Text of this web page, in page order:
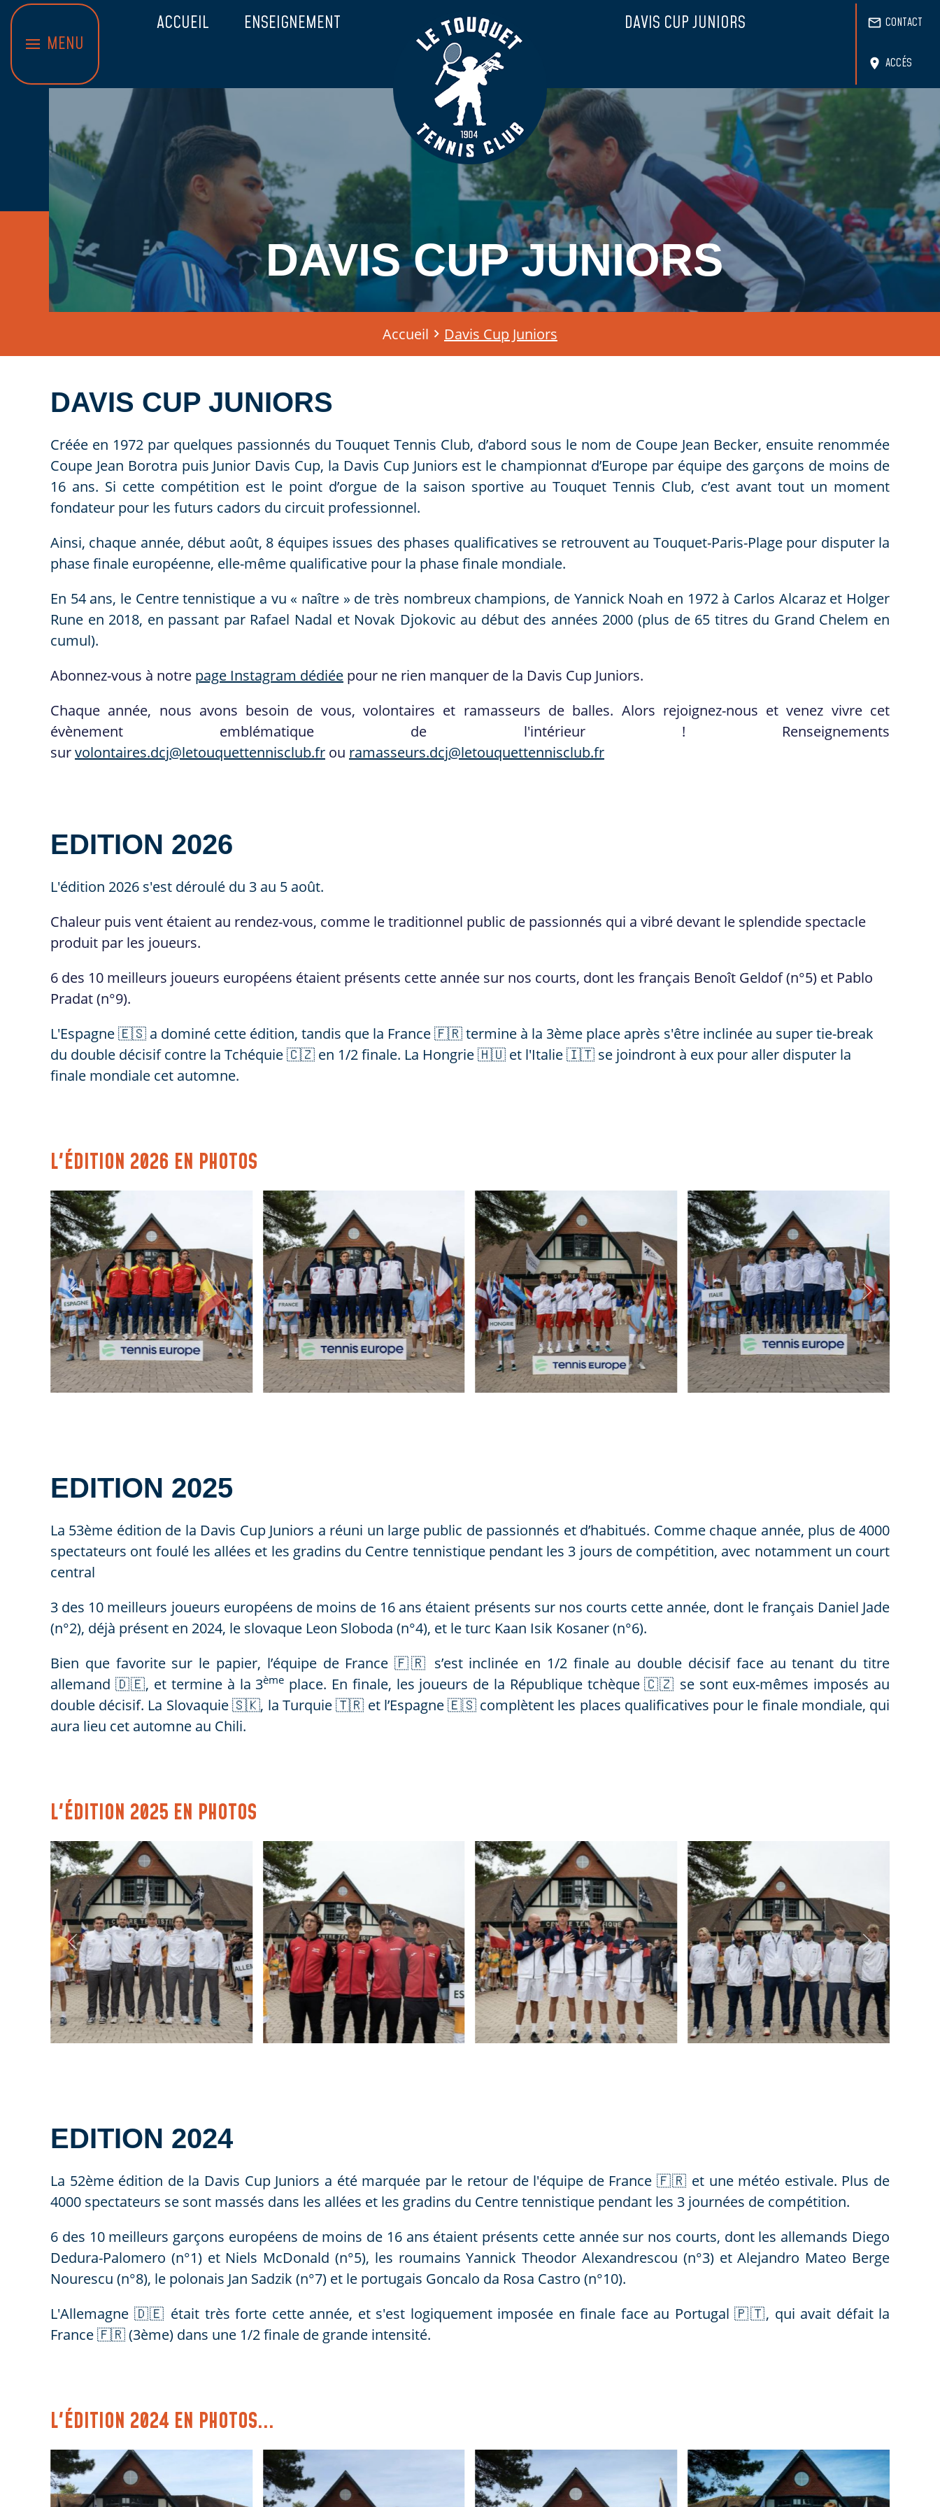
MENU
ACCUEIL ENSEIGNEMENT DAVIS CUP JUNIORS mail_outline CONTACT
location_on ACCÉS
DAVIS CUP JUNIORS
Accueil Davis Cup Juniors
DAVIS CUP JUNIORS
Créée en 1972 par quelques passionnés du Touquet Tennis Club, d’abord sous le nom de Coupe Jean Becker, ensuite renommée
Coupe Jean Borotra puis Junior Davis Cup, la Davis Cup Juniors est le championnat d’Europe par équipe des garçons de moins de
16 ans. Si cette compétition est le point d’orgue de la saison sportive au Touquet Tennis Club, c’est avant tout un moment
fondateur pour les futurs cadors du circuit professionnel.
Ainsi, chaque année, début août, 8 équipes issues des phases qualificatives se retrouvent au Touquet-Paris-Plage pour disputer la
phase finale européenne, elle-même qualificative pour la phase finale mondiale.
En 54 ans, le Centre tennistique a vu « naître » de très nombreux champions, de Yannick Noah en 1972 à Carlos Alcaraz et Holger
Rune en 2018, en passant par Rafael Nadal et Novak Djokovic au début des années 2000 (plus de 65 titres du Grand Chelem en
cumul).
Abonnez-vous à notre page Instagram dédiée pour ne rien manquer de la Davis Cup Juniors.
Chaque année, nous avons besoin de vous, volontaires et ramasseurs de balles. Alors rejoignez-nous et venez vivre cet
évènement emblématique de l'intérieur ! Renseignements
survolontaires.dcj@letouquettennisclub.fr ou ramasseurs.dcj@letouquettennisclub.fr
EDITION 2026
L'édition 2026 s'est déroulé du 3 au 5 août.
Chaleur puis vent étaient au rendez-vous, comme le traditionnel public de passionnés qui a vibré devant le splendide spectacle
produit par les joueurs.
6 des 10 meilleurs joueurs européens étaient présents cette année sur nos courts, dont les français Benoît Geldof (n°5) et Pablo
Pradat (n°9).
L'Espagne 🇪🇸 a dominé cette édition, tandis que la France 🇫🇷 termine à la 3ème place après s'être inclinée au super tie-break
du double décisif contre la Tchéquie 🇨🇿 en 1/2 finale. La Hongrie 🇭🇺 et l'Italie 🇮🇹 se joindront à eux pour aller disputer la
finale mondiale cet automne.
L'ÉDITION 2026 EN PHOTOS
EDITION 2025
La 53ème édition de la Davis Cup Juniors a réuni un large public de passionnés et d’habitués. Comme chaque année, plus de 4000
spectateurs ont foulé les allées et les gradins du Centre tennistique pendant les 3 jours de compétition, avec notamment un court
central
3 des 10 meilleurs joueurs européens de moins de 16 ans étaient présents sur nos courts cette année, dont le français Daniel Jade
(n°2), déjà présent en 2024, le slovaque Leon Sloboda (n°4), et le turc Kaan Isik Kosaner (n°6).
Bien que favorite sur le papier, l’équipe de France 🇫🇷 s’est inclinée en 1/2 finale au double décisif face au tenant du titre
allemand 🇩🇪, et termine à la 3ème place. En finale, les joueurs de la République tchèque 🇨🇿 se sont eux-mêmes imposés au
double décisif. La Slovaquie 🇸🇰, la Turquie 🇹🇷 et l’Espagne 🇪🇸 complètent les places qualificatives pour le finale mondiale, qui
aura lieu cet automne au Chili.
L'ÉDITION 2025 EN PHOTOS
EDITION 2024
La 52ème édition de la Davis Cup Juniors a été marquée par le retour de l'équipe de France 🇫🇷 et une météo estivale. Plus de
4000 spectateurs se sont massés dans les allées et les gradins du Centre tennistique pendant les 3 journées de compétition.
6 des 10 meilleurs garçons européens de moins de 16 ans étaient présents cette année sur nos courts, dont les allemands Diego
Dedura-Palomero (n°1) et Niels McDonald (n°5), les roumains Yannick Theodor Alexandrescou (n°3) et Alejandro Mateo Berge
Nourescu (n°8), le polonais Jan Sadzik (n°7) et le portugais Goncalo da Rosa Castro (n°10).
L'Allemagne 🇩🇪 était très forte cette année, et s'est logiquement imposée en finale face au Portugal 🇵🇹, qui avait défait la
France 🇫🇷 (3ème) dans une 1/2 finale de grande intensité.
L'ÉDITION 2024 EN PHOTOS...